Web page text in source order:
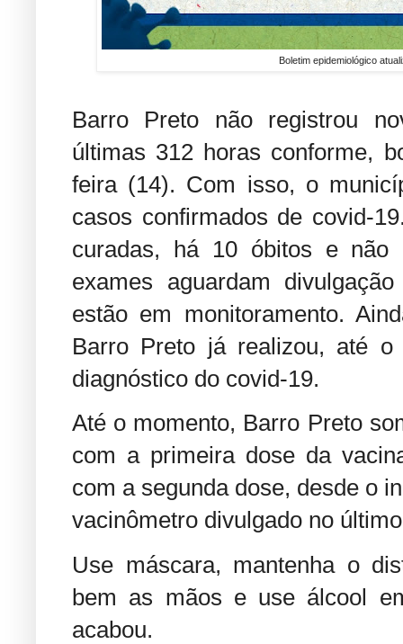
Boletim epidemiológico
Barro Preto não registrou
últimas 312 horas conforme,
feira (14). Com isso, o
casos confirmados de covid-
curadas, há 10 óbitos e não
exames aguardam
estão em monitoramento.
Barro Preto já realizou, até o
diagnóstico do covid-19.
Até o momento, Barro Preto
com a primeira dose da
com a segunda dose, desde o
vacinômetro divulgado no
Use máscara, mantenha o
bem as mãos e use álcool
acabou.